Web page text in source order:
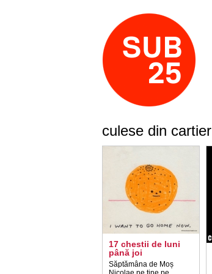
culese din cartier
17 chestii de luni
până joi
Săptămâna de Moș